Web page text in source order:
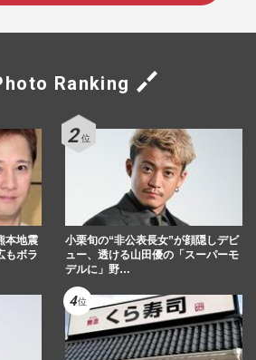
Ranking
本地震
もボラ
小栗旬の“非公表長女”が顔隠しデビ
ュー、透ける山田優の「スーパーモ
デルに」野…